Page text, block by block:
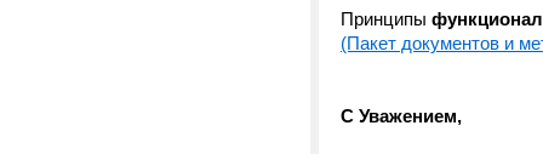
Принципы
(Пакет документов и
С Уважением,